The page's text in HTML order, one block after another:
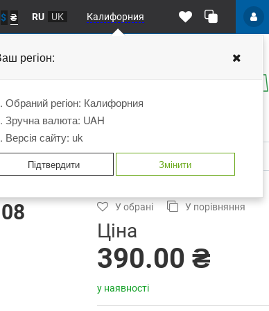
$ ₴ RU UK Калифорния
регіон:
Обраний регіон: Калифорния
Зручна валюта: UAH
Версія сайту: uk
Підтвердити Змінити
мені
масла 8л TOPTUL JDCE0108
У обрані У порівняння
Ціна
390.00 ₴
у наявності